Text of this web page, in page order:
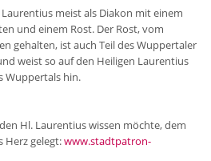
meist als Diakon mit einem
und einem Rost. Der Rost, vom
gehalten, ist auch Teil des Wuppertaler
weist so auf den Heiligen Laurentius
Wuppertals hin.
Hl. Laurentius wissen möchte, dem
Herz gelegt:www.stadtpatron-